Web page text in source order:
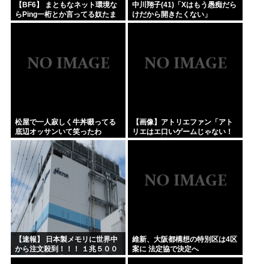
【BF6】 まともなネット環境な
らPing一桁とか言ってる奴たま
にいるけどマヌケすぎる
中川翔子(41)「Xはもう愚痴だら
けだから開きたくない」
松屋で一人寂しく牛丼啜ってる
底辺オッサンいて笑ったわ
【画像】アトリエファン「アト
リエはエ口いゲームじゃない！
ライザを性的な目で見てる奴は
【速報】 日本製メモリに世界中
から注文殺到！！！ １兆５００
０億円で工場増築へ
維新、大阪都構想の特別区は4区
案に 法定協で決定へ